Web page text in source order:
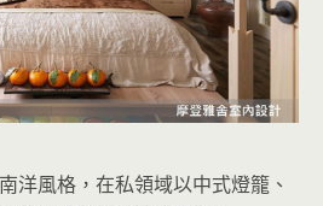
洋風格，在私領域以中式燈籠、